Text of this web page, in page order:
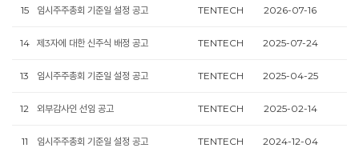
15 임시주주총회 기준일 설정 공고 TENTECH 2026-07-16
14 제3자에 대한 신주식 배정 공고 TENTECH 2025-07-24
13 임시주주총회 기준일 설정 공고 TENTECH 2025-04-25
12 외부감사인 선임 공고 TENTECH 2025-02-14
11 임시주주총회 기준일 설정 공고 TENTECH 2024-12-04